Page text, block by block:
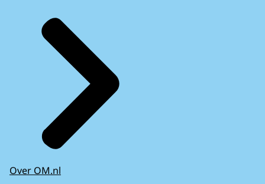
Over OM.nl